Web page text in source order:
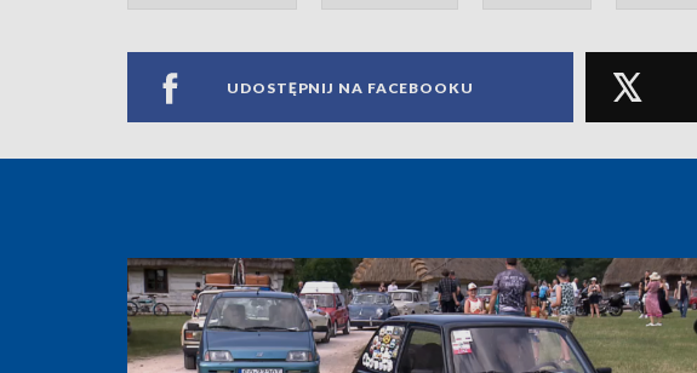
UDOSTĘPNIJ NA FACEBOOKU